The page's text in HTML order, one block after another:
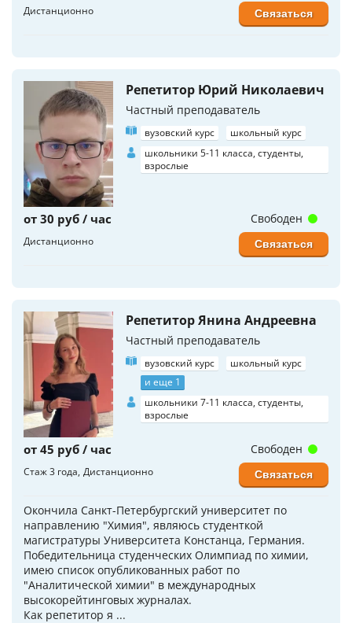
Дистанционно Связаться
Репетитор Юрий Николаевич
Частный преподаватель
вузовский курс
школьный курс
школьники 5-11 класса, студенты,
взрослые
от 30 руб / час
Дистанционно
Свободен
Связаться
Репетитор Янина Андреевна
Частный преподаватель
вузовский курс
школьный курс
и еще 1
школьники 7-11 класса, студенты,
взрослые
от 45 руб / час
Стаж 3 года Дистанционно
Окончила Санкт-Петербургский университет по
направлению "Химия", являюсь студенткой
магистратуры Университета Констанца, Германия.
Победительница студенческих Олимпиад по химии,
имею список опубликованных работ по
"Аналитической химии" в международных
высокорейтинговых журналах.
Как репетитор я ...
Свободен
Связаться